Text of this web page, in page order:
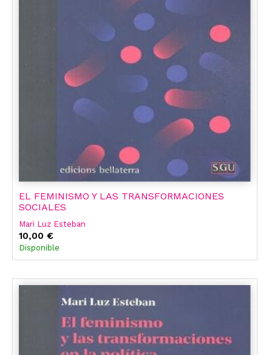
EL FEMINISMO Y LAS TRANSFORMACIONES
SOCIALES
Mari Luz Esteban
10,00 €
Disponible